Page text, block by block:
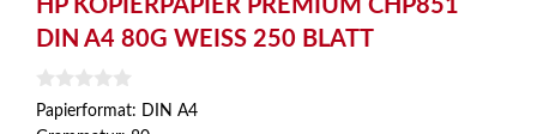
HP KOPIERPAPIER PREMIUM CHP851
DIN A4 80G WEISS 250 BLATT
0
Papierformat: DIN A4